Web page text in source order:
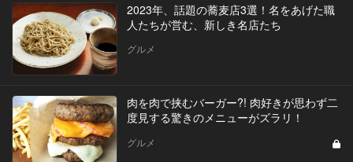
2023年、話題の蕎麦店3選！名をあげた職
人たちが営む、新しき名店たち
グルメ
肉を肉で挟むバーガー?! 肉好きが思わず二
度見する驚きのメニューがズラリ！
グルメ